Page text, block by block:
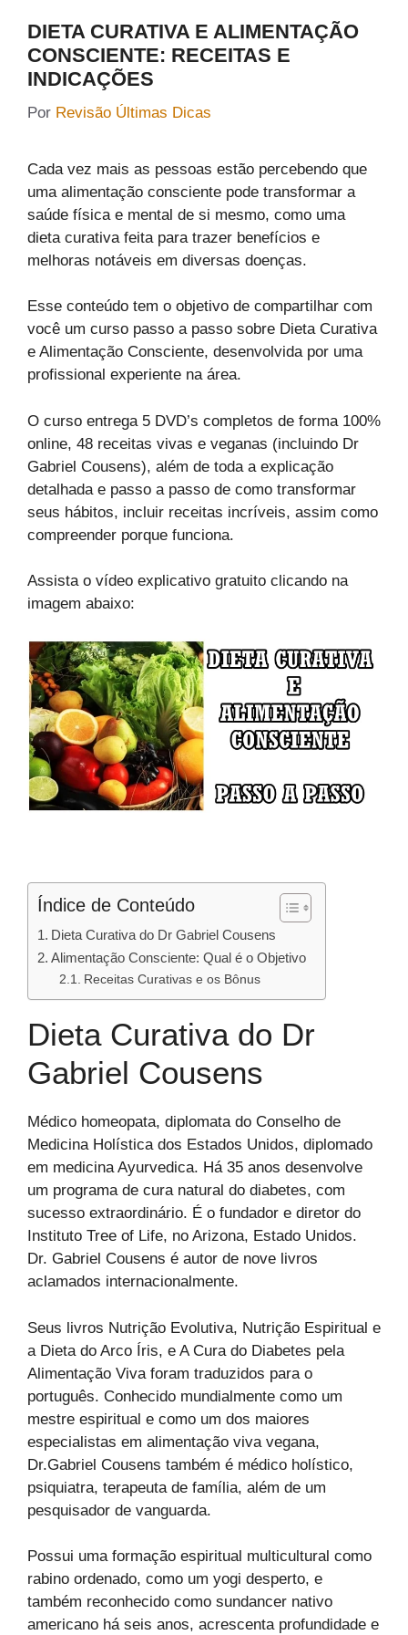
DIETA CURATIVA E ALIMENTAÇÃO
CONSCIENTE: RECEITAS E
INDICAÇÕES
Por Revisão Últimas Dicas
Cada vez mais as pessoas estão percebendo que
uma alimentação consciente pode transformar a
saúde física e mental de si mesmo, como uma
dieta curativa feita para trazer benefícios e
melhoras notáveis em diversas doenças.
Esse conteúdo tem o objetivo de compartilhar com
você um curso passo a passo sobre Dieta Curativa
e Alimentação Consciente, desenvolvida por uma
profissional experiente na área.
O curso entrega 5 DVD’s completos de forma 100%
online, 48 receitas vivas e veganas (incluindo Dr
Gabriel Cousens), além de toda a explicação
detalhada e passo a passo de como transformar
seus hábitos, incluir receitas incríveis, assim como
compreender porque funciona.
Assista o vídeo explicativo gratuito clicando na
imagem abaixo:
Índice de Conteúdo
Dieta Curativa do Dr Gabriel Cousens
Alimentação Consciente: Qual é o Objetivo
Receitas Curativas e os Bônus
Dieta Curativa do Dr
Gabriel Cousens
Médico homeopata, diplomata do Conselho de
Medicina Holística dos Estados Unidos, diplomado
em medicina Ayurvedica. Há 35 anos desenvolve
um programa de cura natural do diabetes, com
sucesso extraordinário. É o fundador e diretor do
Instituto Tree of Life, no Arizona, Estado Unidos.
Dr. Gabriel Cousens é autor de nove livros
aclamados internacionalmente.
Seus livros Nutrição Evolutiva, Nutrição Espiritual e
a Dieta do Arco Íris, e A Cura do Diabetes pela
Alimentação Viva foram traduzidos para o
português. Conhecido mundialmente como um
mestre espiritual e como um dos maiores
especialistas em alimentação viva vegana,
Dr.Gabriel Cousens também é médico holístico,
psiquiatra, terapeuta de família, além de um
pesquisador de vanguarda.
Possui uma formação espiritual multicultural como
rabino ordenado, como um yogi desperto, e
também reconhecido como sundancer nativo
americano há seis anos, acrescenta profundidade e